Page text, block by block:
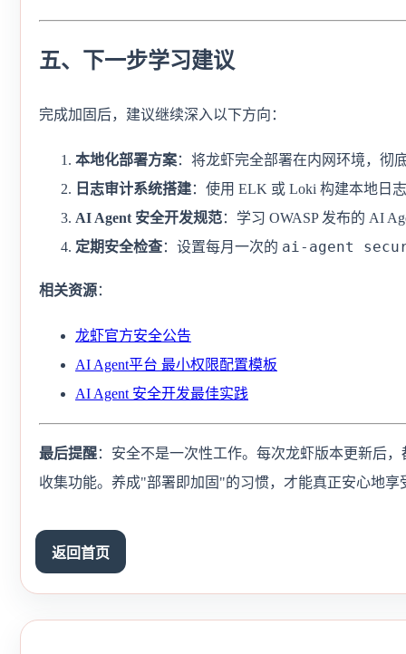
五、下一步学习建议
完成加固后，建议继续深入以下方向：
本地化部署方案：将龙虾完全部署在内网环境，彻
日志审计系统搭建：使用 ELK 或 Loki 构建本地日
AI Agent 安全开发规范：学习 OWASP 发布的 AI
定期安全检查：设置每月一次的 ai-agent
相关资源：
龙虾官方安全公告
AI Agent平台 最小权限配置模板
AI Agent 安全开发最佳实践
最后提醒：安全不是一次性工作。每次龙虾版本更新后
收集功能。养成"部署即加固"的习惯，才能真正安心地
返回首页